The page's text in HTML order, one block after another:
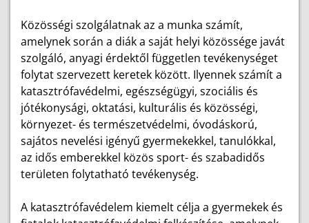
Közösségi szolgálatnak az a munka számít,
amelynek során a diák a saját helyi közössége javát
szolgáló, anyagi érdektől független tevékenységet
folytat szervezett keretek között. Ilyennek számít a
katasztrófavédelmi, egészségügyi, szociális és
jótékonysági, oktatási, kulturális és közösségi,
környezet- és természetvédelmi, óvodáskorú,
sajátos nevelési igényű gyermekekkel, tanulókkal,
az idős emberekkel közös sport- és szabadidős
területen folytatható tevékenység.
A katasztrófavédelem kiemelt célja a gyermekek és